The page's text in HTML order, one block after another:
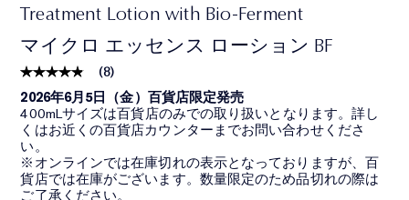
Treatment Lotion with Bio-Ferment
マイクロ エッセンス ローション BF
(8)
2026年6月5日（金）百貨店限定発売
400mLサイズは百貨店のみでの取り扱いとなります。詳し
くはお近くの百貨店カウンターまでお問い合わせくださ
い。
※オンラインでは在庫切れの表示となっておりますが、百
貨店では在庫がございます。数量限定のため品切れの際は
ご了承ください。